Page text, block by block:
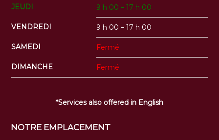
JEUDI 9 h 00 – 17 h 00
VENDREDI 9 h 00 – 17 h 00
SAMEDI Fermé
DIMANCHE Fermé
*Services also offered in English
NOTRE EMPLACEMENT